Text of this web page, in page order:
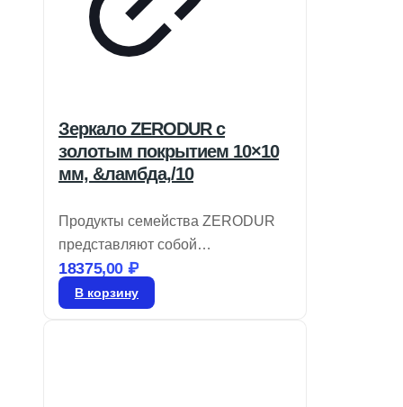
Зеркало ZERODUR с
золотым покрытием 10×10
мм, &ламбда,/10
Продукты семейства ZERODUR
представляют собой
прецизионные подложки и
зеркала первого отражения,
18375,00 ₽
В корзину